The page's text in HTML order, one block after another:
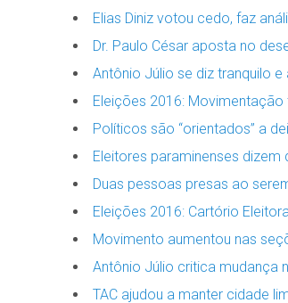
Elias Diniz votou cedo, faz
Dr. Paulo César aposta no
Antônio Júlio se diz tranquilo
Eleições 2016:
Políticos são “orientados” a
Eleitores paraminenses
Duas pessoas presas ao
Eleições 2016: Cartório
Movimento aumentou nas
Antônio Júlio critica mudança
TAC ajudou a manter cidade